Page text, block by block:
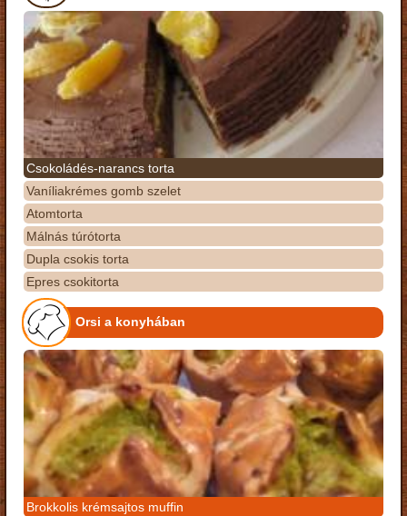
Csokoládés-narancs torta
Vaníliakrémes gomb szelet
Atomtorta
Málnás túrótorta
Dupla csokis torta
Epres csokitorta
Orsi a konyhában
Brokkolis krémsajtos muffin